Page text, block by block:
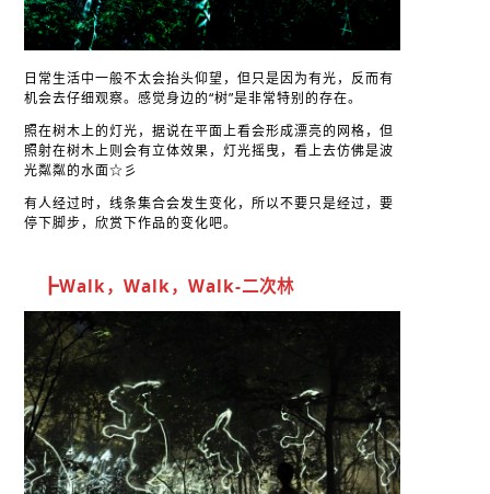
日常生活中一般不太会抬头仰望，但只是因为有光，反而有
机会去仔细观察。感觉身边的“树”是非常特别的存在。
照在树木上的灯光，据说在平面上看会形成漂亮的网格，但
照射在树木上则会有立体效果，灯光摇曳，看上去仿佛是波
光粼粼的水面☆彡
有人经过时，线条集合会发生变化，所以不要只是经过，要
停下脚步，欣赏下作品的变化吧。
┣Walk，Walk，Walk-二次林